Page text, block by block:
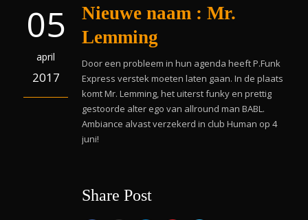
05
april
2017
Nieuwe naam : Mr.
Lemming
Door een probleem in hun agenda heeft P.Funk
Express verstek moeten laten gaan. In de plaats
komt Mr. Lemming, het uiterst funky en prettig
gestoorde alter ego van allround man BABL.
Ambiance alvast verzekerd in club Human op 4
juni!
Share Post